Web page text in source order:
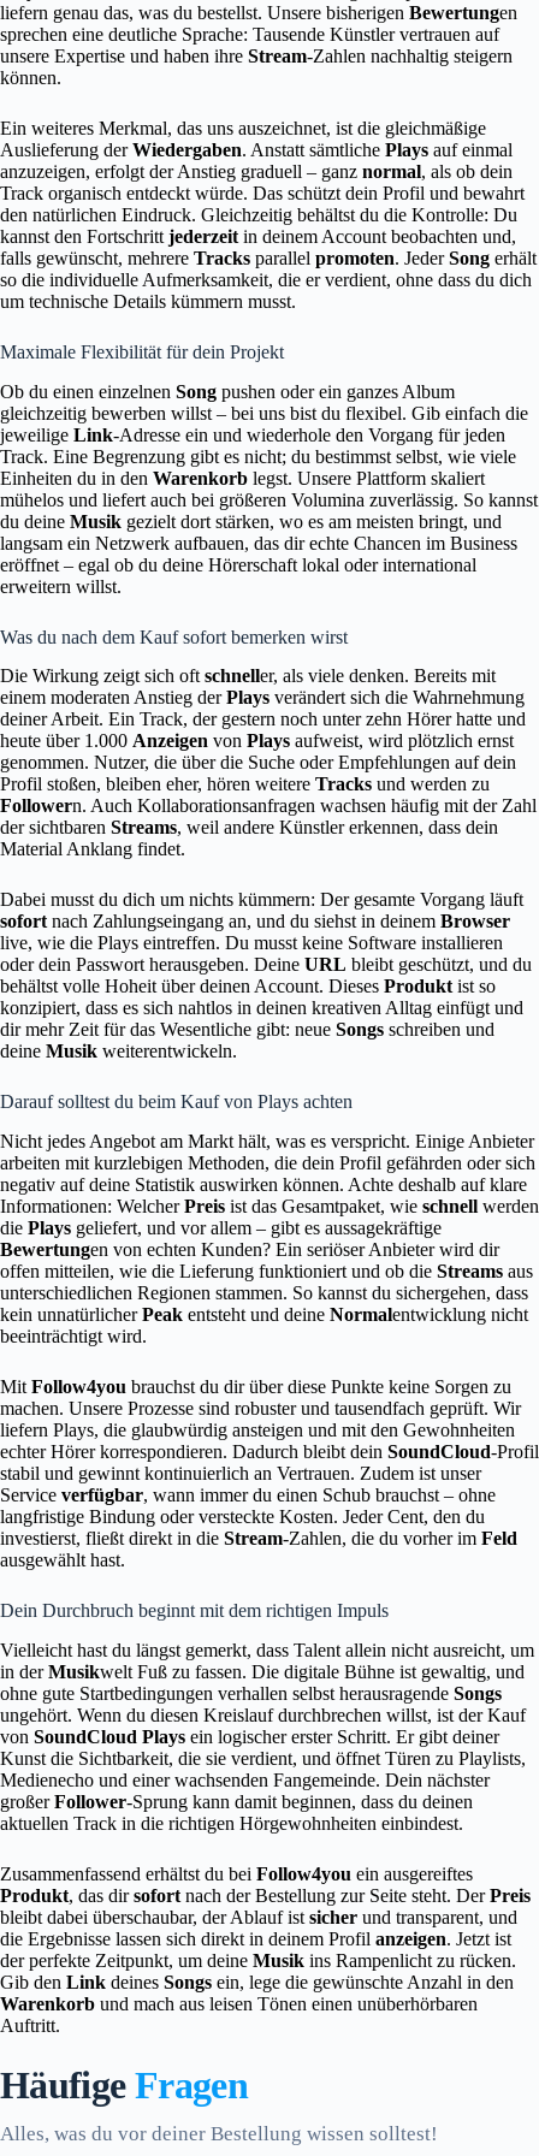
liefern genau das, was du bestellst. Unsere bisherigen Bewertungen
sprechen eine deutliche Sprache: Tausende Künstler vertrauen auf
unsere Expertise und haben ihre Stream-Zahlen nachhaltig steigern
können.
Ein weiteres Merkmal, das uns auszeichnet, ist die gleichmäßige
Auslieferung derWiedergaben. Anstatt sämtliche Plays auf einmal
anzuzeigen, erfolgt der Anstieg graduell – ganz normal, als ob dein
Track organisch entdeckt würde. Das schützt dein Profil und bewahrt
den natürlichen Eindruck. Gleichzeitig behältst du die Kontrolle: Du
kannst den Fortschritt jederzeit in deinem Account beobachten und,
falls gewünscht, mehrere Tracks parallel promoten. JederSong erhält
so die individuelle Aufmerksamkeit, die er verdient, ohne dass du dich
um technische Details kümmern musst.
Maximale Flexibilität für dein Projekt
Ob du einen einzelnen Song pushen oder ein ganzes Album
gleichzeitig bewerben willst – bei uns bist du flexibel. Gib einfach die
jeweilige Link-Adresse ein und wiederhole den Vorgang für jeden
Track. Eine Begrenzung gibt es nicht; du bestimmst selbst, wie viele
Einheiten du in den Warenkorb legst. Unsere Plattform skaliert
mühelos und liefert auch bei größeren Volumina zuverlässig. So kannst
du deine Musik gezielt dort stärken, wo es am meisten bringt, und
langsam ein Netzwerk aufbauen, das dir echte Chancen im Business
eröffnet – egal ob du deine Hörerschaft lokal oder international
erweitern willst.
Was du nach dem Kauf sofort bemerken wirst
Die Wirkung zeigt sich oftschneller, als viele denken. Bereits mit
einem moderaten Anstieg derPlays verändert sich die Wahrnehmung
deiner Arbeit. Ein Track, der gestern noch unter zehn Hörer hatte und
heute über 1.000 Anzeigen von Plays aufweist, wird plötzlich ernst
genommen. Nutzer, die über die Suche oder Empfehlungen auf dein
Profil stoßen, bleiben eher, hören weitere Tracks und werden zu
Followern. Auch Kollaborationsanfragen wachsen häufig mit der Zahl
der sichtbaren Streams, weil andere Künstler erkennen, dass dein
Material Anklang findet.
Dabei musst du dich um nichts kümmern: Der gesamte Vorgang läuft
sofortnach Zahlungseingang an, und du siehst in deinem Browser
live, wie die Plays eintreffen. Du musst keine Software installieren
oder dein Passwort herausgeben. Deine URL bleibt geschützt, und du
behältst volle Hoheit über deinen Account. Dieses Produktist so
konzipiert, dass es sich nahtlos in deinen kreativen Alltag einfügt und
dir mehr Zeit für das Wesentliche gibt: neue Songs schreiben und
deine Musik weiterentwickeln.
Darauf solltest du beim Kauf von Plays achten
Nicht jedes Angebot am Markt hält, was es verspricht. Einige Anbieter
arbeiten mit kurzlebigen Methoden, die dein Profil gefährden oder sich
negativ auf deine Statistik auswirken können. Achte deshalb auf klare
Informationen: WelcherPreis ist das Gesamtpaket, wie schnell werden
die Plays geliefert, und vor allem – gibt es aussagekräftige
Bewertungen von echten Kunden? Ein seriöser Anbieter wird dir
offen mitteilen, wie die Lieferung funktioniert und ob die Streams aus
unterschiedlichen Regionen stammen. So kannst du sichergehen, dass
kein unnatürlicherPeak entsteht und deine Normalentwicklung nicht
beeinträchtigt wird.
Mit Follow4you brauchst du dir über diese Punkte keine Sorgen zu
machen. Unsere Prozesse sind robuster und tausendfach geprüft. Wir
liefern Plays, die glaubwürdig ansteigen und mit den Gewohnheiten
echter Hörer korrespondieren. Dadurch bleibt dein SoundCloud-Profil
stabil und gewinnt kontinuierlich an Vertrauen. Zudem ist unser
Service verfügbar, wann immer du einen Schub brauchst – ohne
langfristige Bindung oder versteckte Kosten. Jeder Cent, den du
investierst, fließt direkt in die Stream-Zahlen, die du vorher im Feld
ausgewählt hast.
Dein Durchbruch beginnt mit dem richtigen Impuls
Vielleicht hast du längst gemerkt, dass Talent allein nicht ausreicht, um
in derMusikwelt Fuß zu fassen. Die digitale Bühne ist gewaltig, und
ohne gute Startbedingungen verhallen selbst herausragende Songs
ungehört. Wenn du diesen Kreislauf durchbrechen willst, ist der Kauf
von SoundCloud Plays ein logischer erster Schritt. Er gibt deiner
Kunst die Sichtbarkeit, die sie verdient, und öffnet Türen zu Playlists,
Medienecho und einer wachsenden Fangemeinde. Dein nächster
großerFollower-Sprung kann damit beginnen, dass du deinen
aktuellen Track in die richtigen Hörgewohnheiten einbindest.
Zusammenfassend erhältst du bei Follow4you ein ausgereiftes
Produkt, das dirsofort nach der Bestellung zur Seite steht. DerPreis
bleibt dabei überschaubar, der Ablauf ist sicher und transparent, und
die Ergebnisse lassen sich direkt in deinem Profil anzeigen. Jetzt ist
der perfekte Zeitpunkt, um deine Musik ins Rampenlicht zu rücken.
Gib den Link deines Songs ein, lege die gewünschte Anzahl in den
Warenkorb und mach aus leisen Tönen einen unüberhörbaren
Auftritt.
HäufigeFragen
Alles, was du vor deiner Bestellung wissen solltest!